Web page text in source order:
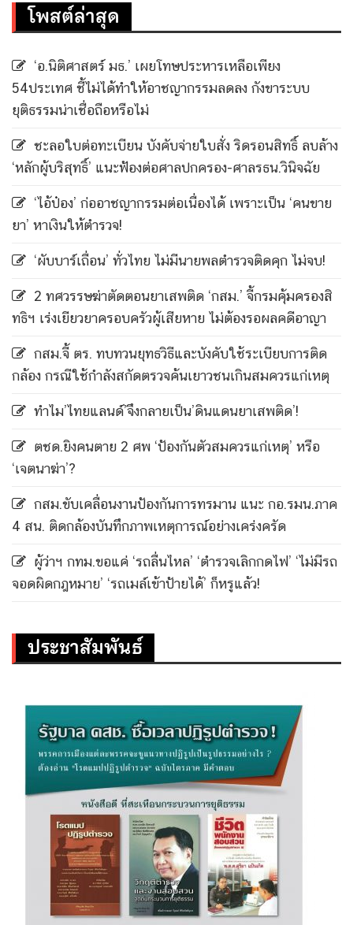
โพสต์ล่าสุด
‘อ.นิติศาสตร์ มธ.’ เผยโทษประหารเหลือเพียง
54ประเทศ ชี้ไม่ได้ทำให้อาชญากรรมลดลง กังขาระบบ
ยุติธรรมน่าเชื่อถือหรือไม่
ชะลอใบต่อทะเบียน บังคับจ่ายใบสั่ง ริดรอนสิทธิ์ ลบล้าง
‘หลักผู้บริสุทธิ์’ แนะฟ้องต่อศาลปกครอง-ศาลรธน.วินิจฉัย
‘ไอ้ป๋อง’ ก่ออาชญากรรมต่อเนื่องได้ เพราะเป็น ‘คนขาย
ยา’ หาเงินให้ตำรวจ!
‘ผับบาร์เถื่อน’ ทั่วไทย ไม่มีนายพลตำรวจติดคุก ไม่จบ!
2 ทศวรรษฆ่าตัดตอนยาเสพติด ‘กสม.’ จี้กรมคุ้มครองสิ
ทธิฯ เร่งเยียวยาครอบครัวผู้เสียหาย ไม่ต้องรอผลคดีอาญา
กสม.จี้ ตร. ทบทวนยุทธวิธีและบังคับใช้ระเบียบการติด
กล้อง กรณีใช้กำลังสกัดตรวจค้นเยาวชนเกินสมควรแก่เหตุ
ทำไม’ไทยแลนด์’จึงกลายเป็น’ดินแดนยาเสพติด’!
ตชด.ยิงคนตาย 2 ศพ ‘ป้องกันตัวสมควรแก่เหตุ’ หรือ
‘เจตนาฆ่า’?
กสม.ขับเคลื่อนงานป้องกันการทรมาน แนะ กอ.รมน.ภาค
4 สน. ติดกล้องบันทึกภาพเหตุการณ์อย่างเคร่งครัด
ผู้ว่าฯ กทม.ขอแค่ ‘รถลื่นไหล’ ‘ตำรวจเลิกกดไฟ’ ‘ไม่มีรถ
จอดผิดกฎหมาย’ ‘รถเมล์เข้าป้ายได้’ ก็หรูแล้ว!
ประชาสัมพันธ์